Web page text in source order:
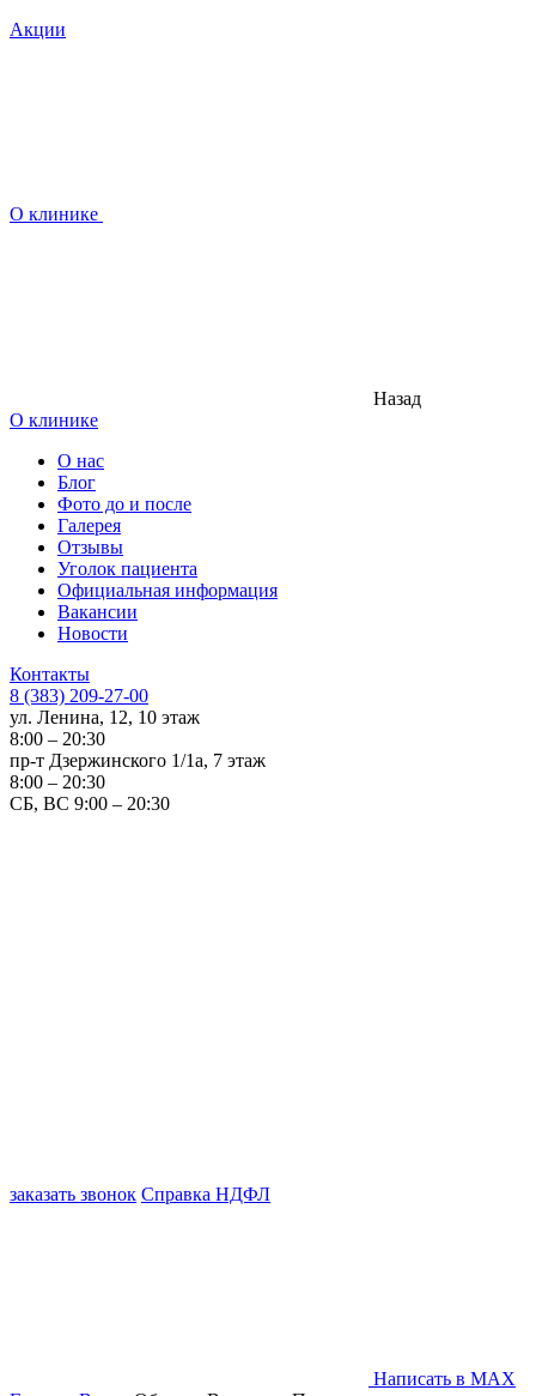
Акции
О клинике
Назад
О клинике
О нас
Блог
Фото до и после
Галерея
Отзывы
Уголок пациента
Официальная информация
Вакансии
Новости
Контакты
8 (383) 209-27-00
ул. Ленина, 12, 10 этаж
8:00 – 20:30
пр-т Дзержинского 1/1а, 7 этаж
8:00 – 20:30
СБ, ВС 9:00 – 20:30
заказать звонок Справка НДФЛ
Написать в MAX